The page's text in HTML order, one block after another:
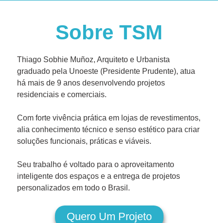
Sobre TSM
Thiago Sobhie Muñoz, Arquiteto e Urbanista
graduado pela Unoeste (Presidente Prudente), atua
há mais de 9 anos desenvolvendo projetos
residenciais e comerciais.
Com forte vivência prática em lojas de revestimentos,
alia conhecimento técnico e senso estético para criar
soluções funcionais, práticas e viáveis.
Seu trabalho é voltado para o aproveitamento
inteligente dos espaços e a entrega de projetos
personalizados em todo o Brasil.
Quero Um Projeto